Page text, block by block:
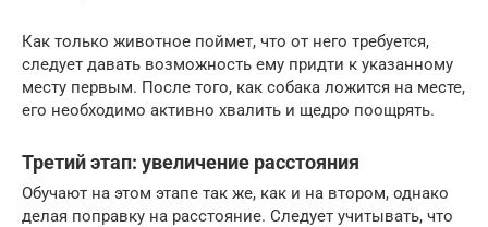
Как только животное поймет, что от него требуется,
следует давать возможность ему придти к указанному
месту первым. После того, как собака ложится на месте,
его необходимо активно хвалить и щедро поощрять.
Третий этап: увеличение расстояния
Обучают на этом этапе так же, как и на втором, однако
делая поправку на расстояние. Следует учитывать, что